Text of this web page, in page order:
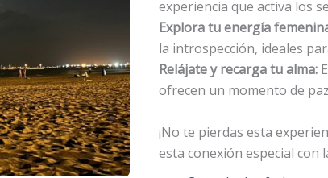
experiencia que activa los
Explora tu energía
la introspección, ideales
Relájate y recarga tu alma:
ofrecen un momento de
¡No te pierdas esta
esta conexión especial con